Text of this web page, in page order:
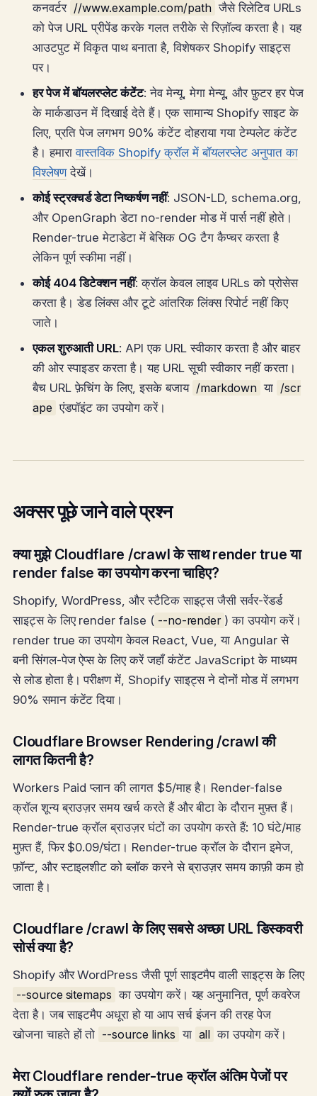
कनवर्टर //www.example.com/path जैसे रिलेटिव URLs
को पेज URL प्रीपेंड करके गलत तरीके से रिज़ॉल्व करता है। यह
आउटपुट में विकृत पाथ बनाता है, विशेषकर Shopify साइट्स
पर।
हर पेज में बॉयलरप्लेट कंटेंट: नेव मेन्यू, मेगा मेन्यू, और फ़ुटर हर पेज
के मार्कडाउन में दिखाई देते हैं। एक सामान्य Shopify साइट के
लिए, प्रति पेज लगभग 90% कंटेंट दोहराया गया टेम्पलेट कंटेंट
है। हमारावास्तविक Shopify क्रॉल में बॉयलरप्लेट अनुपात का
विश्लेषणदेखें।
कोई स्ट्रक्चर्ड डेटा निष्कर्षण नहीं: JSON-LD, schema.org,
और OpenGraph डेटा no-render मोड में पार्स नहीं होते।
Render-true मेटाडेटा में बेसिक OG टैग कैप्चर करता है
लेकिन पूर्ण स्कीमा नहीं।
कोई 404 डिटेक्शन नहीं: क्रॉल केवल लाइव URLs को प्रोसेस
करता है। डेड लिंक्स और टूटे आंतरिक लिंक्स रिपोर्ट नहीं किए
जाते।
एकल शुरुआती URL: API एक URL स्वीकार करता है और बाहर
की ओर स्पाइडर करता है। यह URL सूची स्वीकार नहीं करता।
बैच URL फ़ेचिंग के लिए, इसके बजाय /markdown या /scr
ape एंडपॉइंट का उपयोग करें।
अक्सर पूछे जाने वाले प्रश्न
क्या मुझे Cloudflare /crawl के साथ render true या
render false का उपयोग करना चाहिए?
Shopify, WordPress, और स्टैटिक साइट्स जैसी सर्वर-रेंडर्ड
साइट्स के लिए render false ( --no-render ) का उपयोग करें।
render true का उपयोग केवल React, Vue, या Angular से
बनी सिंगल-पेज ऐप्स के लिए करें जहाँ कंटेंट JavaScript के माध्यम
से लोड होता है। परीक्षण में, Shopify साइट्स ने दोनों मोड में लगभग
90% समान कंटेंट दिया।
Cloudflare Browser Rendering /crawl की
लागत कितनी है?
Workers Paid प्लान की लागत $5/माह है। Render-false
क्रॉल शून्य ब्राउज़र समय खर्च करते हैं और बीटा के दौरान मुफ़्त हैं।
Render-true क्रॉल ब्राउज़र घंटों का उपयोग करते हैं: 10 घंटे/माह
मुफ़्त हैं, फिर $0.09/घंटा। Render-true क्रॉल के दौरान इमेज,
फ़ॉन्ट, और स्टाइलशीट को ब्लॉक करने से ब्राउज़र समय काफ़ी कम हो
जाता है।
Cloudflare /crawl के लिए सबसे अच्छा URL डिस्कवरी
सोर्स क्या है?
Shopify और WordPress जैसी पूर्ण साइटमैप वाली साइट्स के लिए
--source sitemaps का उपयोग करें। यह अनुमानित, पूर्ण कवरेज
देता है। जब साइटमैप अधूरा हो या आप सर्च इंजन की तरह पेज
खोजना चाहते हों तो --source links या all का उपयोग करें।
मेरा Cloudflare render-true क्रॉल अंतिम पेजों पर